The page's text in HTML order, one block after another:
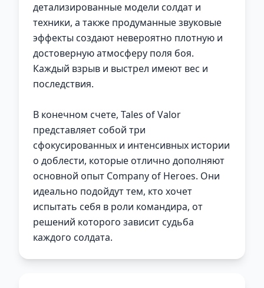
детализированные модели солдат и
техники, а также продуманные звуковые
эффекты создают невероятно плотную и
достоверную атмосферу поля боя.
Каждый взрыв и выстрел имеют вес и
последствия.
В конечном счете, Tales of Valor
представляет собой три
сфокусированных и интенсивных истории
о доблести, которые отлично дополняют
основной опыт Company of Heroes. Они
идеально подойдут тем, кто хочет
испытать себя в роли командира, от
решений которого зависит судьба
каждого солдата.